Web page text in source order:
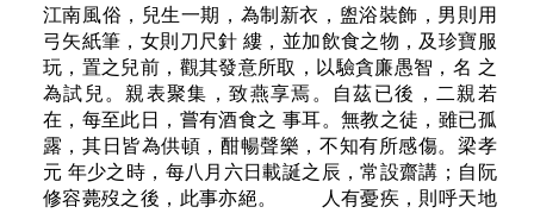
江南風俗，兒生一期，為制新衣，盥浴裝飾，男則用
弓矢紙筆，女則刀尺針 縷，並加飲食之物，及珍寶服
玩，置之兒前，觀其發意所取，以驗貪廉愚智，名 之
為試兒。親表聚集，致燕享焉。自茲已後，二親若
在，每至此日，嘗有酒食之 事耳。無教之徒，雖已孤
露，其日皆為供頓，酣暢聲樂，不知有所感傷。梁孝
元 年少之時，每八月六日載誕之辰，常設齋講；自阮
修容薨歿之後，此事亦絕。 人有憂疾，則呼天地